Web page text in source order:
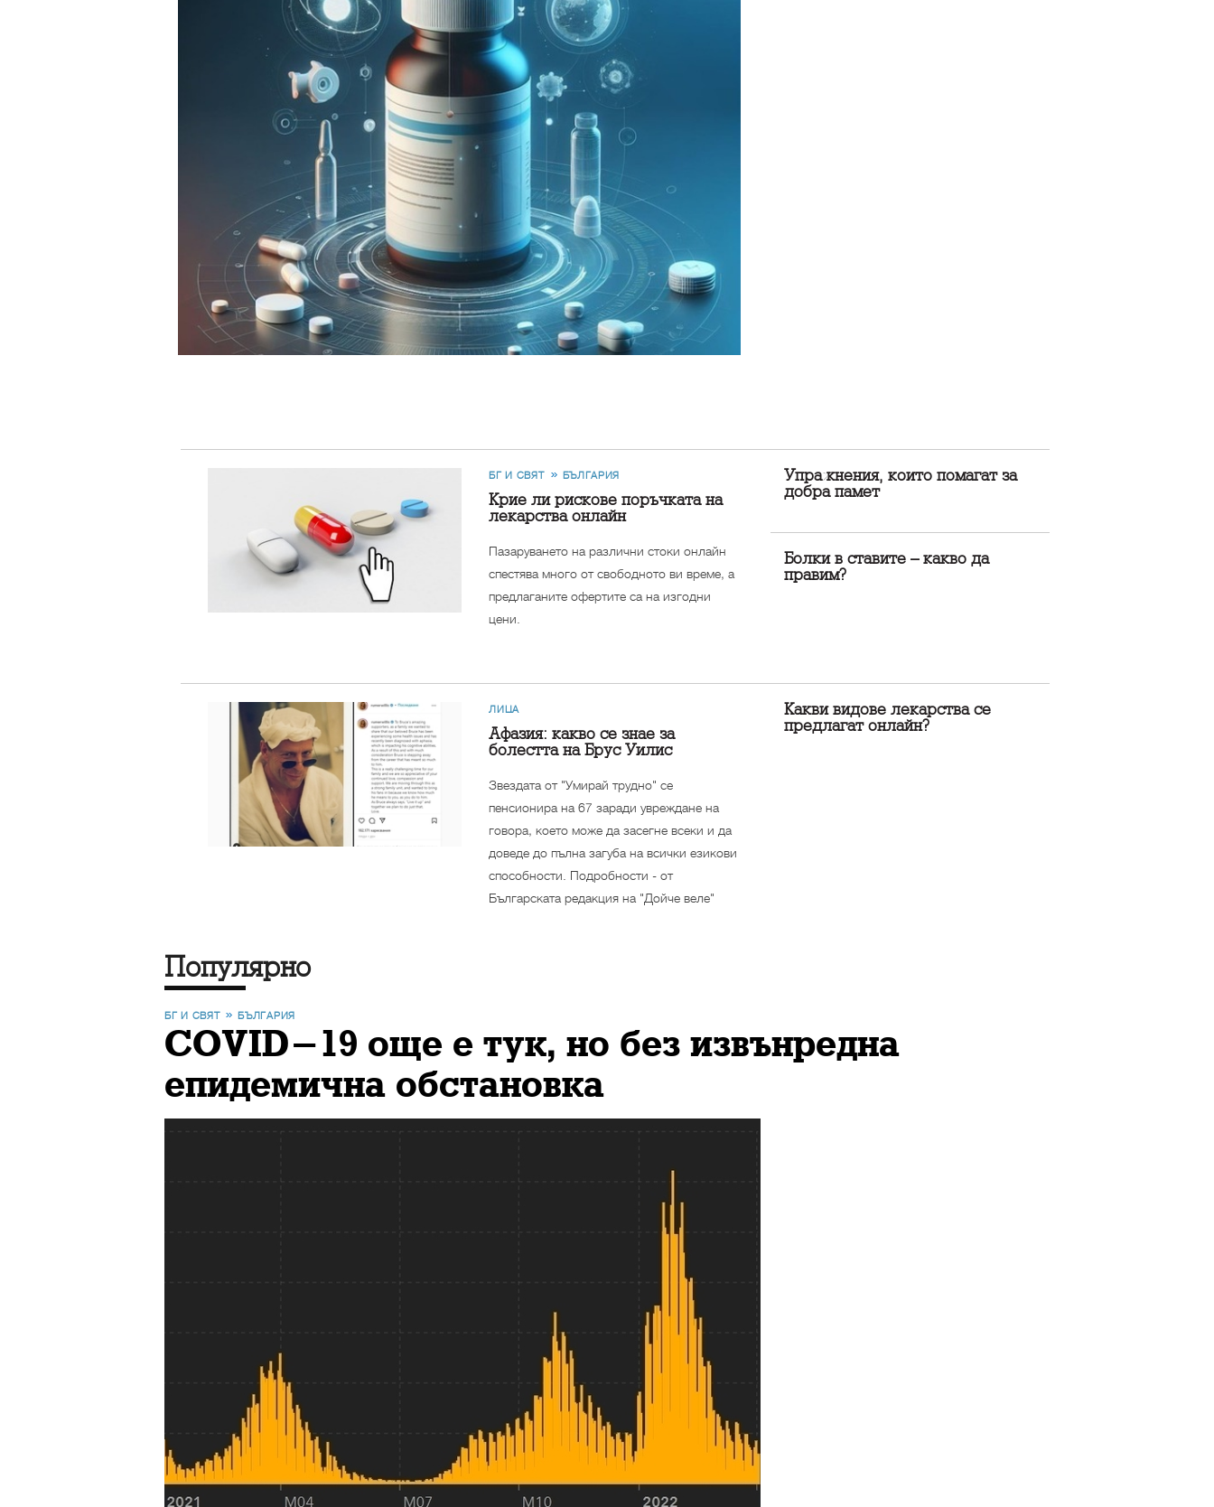
БГ И СВЯТ БЪЛГАРИЯ
Крие ли рискове поръчката на
лекарства онлайн
Пазаруването на различни стоки онлайн
спестява много от свободното ви време, а
предлаганите офертите са на изгодни
цени.
Упражнения, които помагат за
добра памет
Болки в ставите – какво да
правим?
ЛИЦА
Афазия: какво се знае за
болестта на Брус Уилис
Звездата от "Умирай трудно" се
пенсионира на 67 заради увреждане на
говора, което може да засегне всеки и да
доведе до пълна загуба на всички езикови
способности. Подробности - от
Българската редакция на "Дойче веле"
Какви видове лекарства се
предлагат онлайн?
Популярно
БГ И СВЯТ БЪЛГАРИЯ
COVID-19 още е тук, но без извънредна
епидемична обстановка